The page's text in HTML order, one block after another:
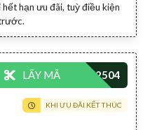
hạn ưu đãi, tuỳ điều kiện
LẤY MÃ
KHI ƯU ĐÃI KẾT THÚC